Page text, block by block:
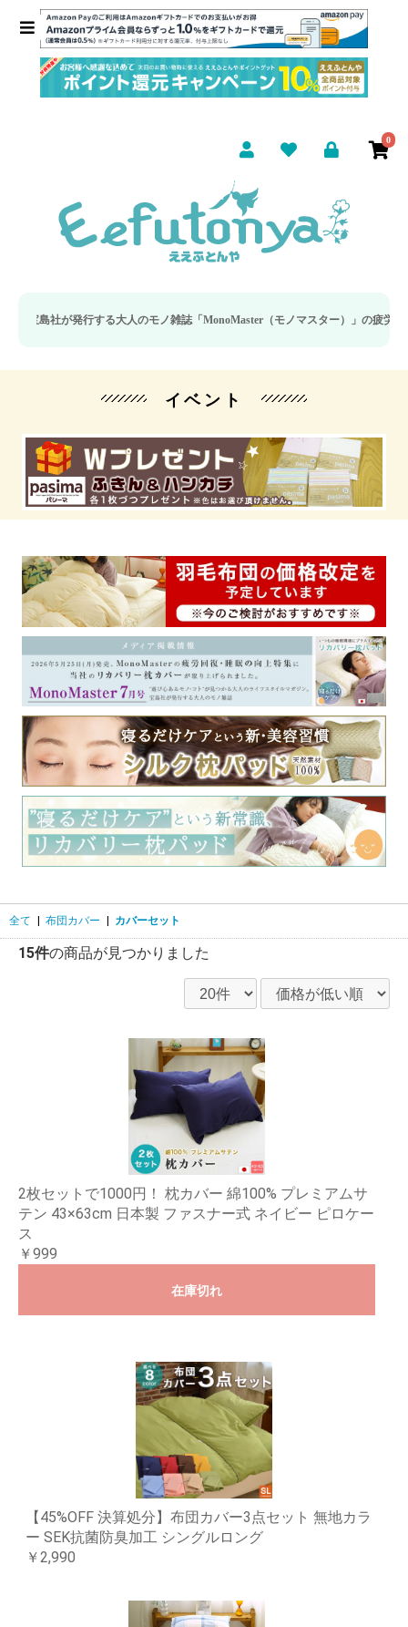
0
行する大人のモノ雑誌「MonoMaster（モノマスター）」の疲労回復・睡眠の
イベント
全て 布団カバー カバーセット
15件の商品が見つかりました
2枚セットで1000円！ 枕カバー 綿100% プレミアムサ
テン 43×63cm 日本製 ファスナー式 ネイビー ピロケー
ス
￥999
在庫切れ
【45%OFF 決算処分】布団カバー3点セット 無地カラ
ー SEK抗菌防臭加工 シングルロング
￥2,990